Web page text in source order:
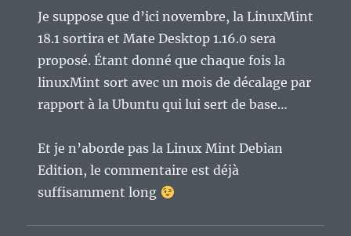
Je suppose que d’ici novembre, la LinuxMint
18.1 sortira et Mate Desktop 1.16.0 sera
proposé. Étant donné que chaque fois la
linuxMint sort avec un mois de décalage par
rapport à la Ubuntu qui lui sert de base…
Et je n’aborde pas la Linux Mint Debian
Edition, le commentaire est déjà
suffisamment long